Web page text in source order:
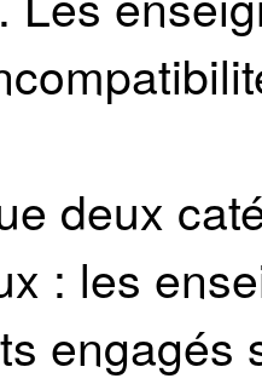
deux
: les
engagés